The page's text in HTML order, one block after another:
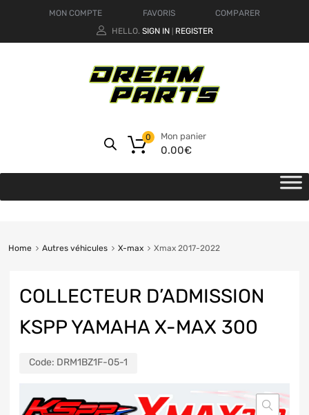
MON COMPTE FAVORIS
COMPARER
HELLO. SIGN IN REGISTER
Mon panier
0.00€
0
Home Autres véhicules X-max Xmax 2017-2022
COLLECTEUR D’ADMISSION
KSPP YAMAHA X-MAX 300
Code: DRM1BZ1F-05-1